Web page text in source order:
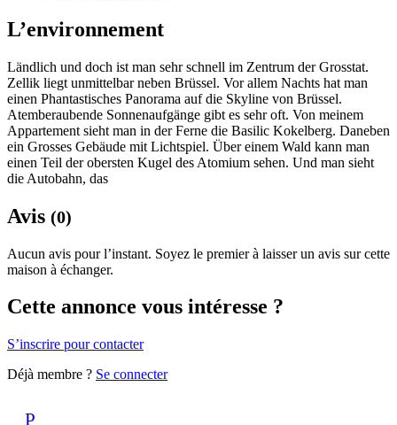
L’environnement
Ländlich und doch ist man sehr schnell im Zentrum der Grosstat.
Zellik liegt unmittelbar neben Brüssel. Vor allem Nachts hat man
einen Phantastisches Panorama auf die Skyline von Brüssel.
Atemberaubende Sonnenaufgänge gibt es sehr oft. Von meinem
Appartement sieht man in der Ferne die Basilic Kokelberg. Daneben
ein Grosses Gebäude mit Lichtspiel. Über einem Wald kann man
einen Teil der obersten Kugel des Atomium sehen. Und man sieht
die Autobahn, das
Avis (0)
Aucun avis pour l’instant. Soyez le premier à laisser un avis sur cette
maison à échanger.
Cette annonce vous intéresse ?
S’inscrire pour contacter
Déjà membre ? Se connecter
P